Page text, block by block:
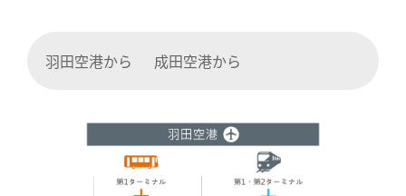
羽田空港から 成田空港から